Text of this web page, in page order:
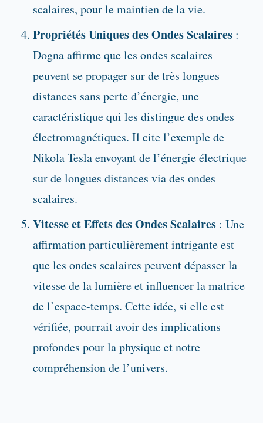
scalaires, pour le maintien de la vie.
Propriétés Uniques des Ondes Scalaires:
Dogna affirme que les ondes scalaires
peuvent se propager sur de très longues
distances sans perte d’énergie, une
caractéristique qui les distingue des ondes
électromagnétiques. Il cite l’exemple de
Nikola Tesla envoyant de l’énergie électrique
sur de longues distances via des ondes
scalaires.
Vitesse et Effets des Ondes Scalaires: Une
affirmation particulièrement intrigante est
que les ondes scalaires peuvent dépasser la
vitesse de la lumière et influencer la matrice
de l’espace-temps. Cette idée, si elle est
vérifiée, pourrait avoir des implications
profondes pour la physique et notre
compréhension de l’univers.